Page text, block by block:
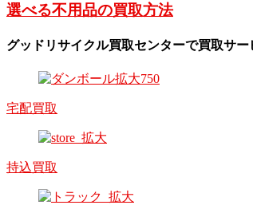
選べる不用品の買取方法
グッドリサイクル買取センターで買取サ
宅配買取
持込買取